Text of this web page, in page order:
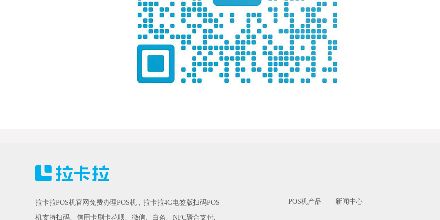
拉卡拉POS机官网免费办理POS机，拉卡拉4G电签版扫码POS
机支持扫码、信用卡刷卡花呗、微信、白条、NFC聚合支付,
POS机产品 新闻中心